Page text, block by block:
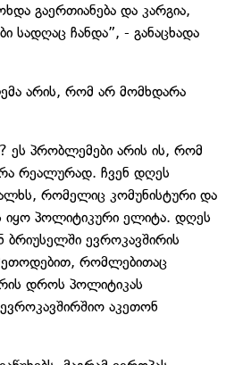
გაერთიანება და კარგია,
სადღაც ჩანდა”, - განაცხადა
არის, რომ არ მომხდარა
ეს პრობლემები არის ის, რომ
რეალურად. ჩვენ დღეს
რომელიც კომუნისტური და
იყო პოლიტიკური ელიტა. დღეს
ბრიუსელში ევროკავშირის
რომლებითაც
დროს პოლიტიკას
აკეთონ